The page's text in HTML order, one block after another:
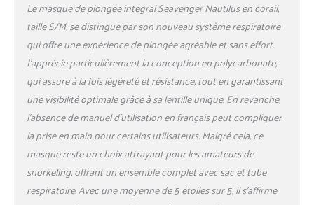
Le masque de plongée intégral Seavenger Nautilus en corail,
taille S/M, se distingue par son nouveau système respiratoire
qui offre une expérience de plongée agréable et sans effort.
J’apprécie particulièrement la conception en polycarbonate,
qui assure à la fois légèreté et résistance, tout en garantissant
une visibilité optimale grâce à sa lentille unique. En revanche,
l’absence de manuel d’utilisation en français peut compliquer
la prise en main pour certains utilisateurs. Malgré cela, ce
masque reste un choix attrayant pour les amateurs de
snorkeling, offrant un ensemble complet avec sac et tube
respiratoire. Avec une moyenne de 5 étoiles sur 5, il s’affirme